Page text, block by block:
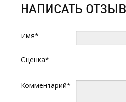
НАПИСАТЬ ОТЗЫВ
Имя*
Оценка*
Комментарий*